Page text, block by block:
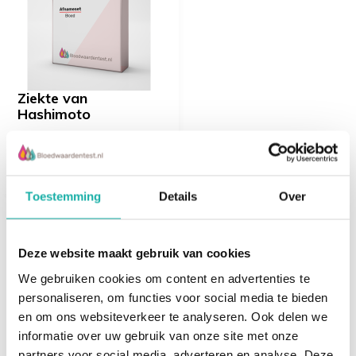
Toestemming Details Over
Deze website maakt gebruik van cookies
We gebruiken cookies om content en advertenties te
personaliseren, om functies voor social media te bieden
en om ons websiteverkeer te analyseren. Ook delen we
informatie over uw gebruik van onze site met onze
menstruatiebloedingen.
Wordt gemaakt in de hypofyse, een belangrijke
hormoonproducerende klier in de hersenen. TSH zorgt
schildklierhormoon (T4 en T3) wordt aangemaakt.
het lichaam het heeft een soort thermostaatfunctie.
(FT4, free T4, vrij T4, vrij thyroxine) is een
schildklierhormoon. Dit hormoon zorgt ervoor dat
allerlei processen in het lichaam snel genoeg verlopen.
Een te lage waarde duidt op een te traag werkende
Ziekte van
Hashimoto
€ 97,-
Recent bekeken